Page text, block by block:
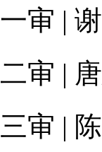
一审 |
二审 |
三审 |